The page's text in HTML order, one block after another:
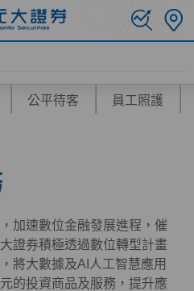
公平待客 員工照護
加速數位金融發展進程，催
證券積極透過數位轉型計畫
將大數據及AI人工智慧應用
的投資商品及服務，提升應